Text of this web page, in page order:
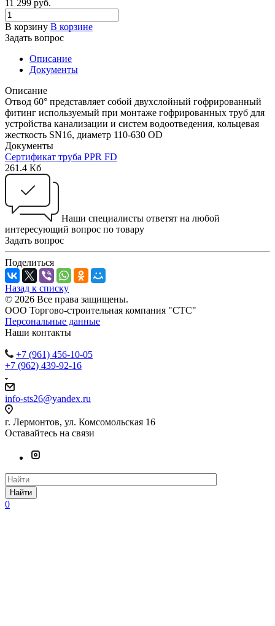
11 299 руб.
В корзину В корзине
Задать вопрос
Описание
Документы
Описание
Отвод 60° представляет собой двухслойный гофрированный
фитинг используемый при монтаже гофрированных труб для
устройства канализации и систем водоотведения, кольцевая
жесткость SN16, диаметр 110-630 ОD
Документы
Сертификат труба PPR FD
261.4 Кб
Наши специалисты ответят на любой
интересующий вопрос по товару
Задать вопрос
Поделиться
Назад к списку
© 2026 Все права защищены.
ООО Торгово-строительная компания "СТС"
Персональные данные
Наши контакты
+7 (961) 456-10-05
+7 (962) 439-92-16
info-sts26@yandex.ru
г. Лермонтов, ул. Комсомольская 16
Оставайтесь на связи
Найти
0